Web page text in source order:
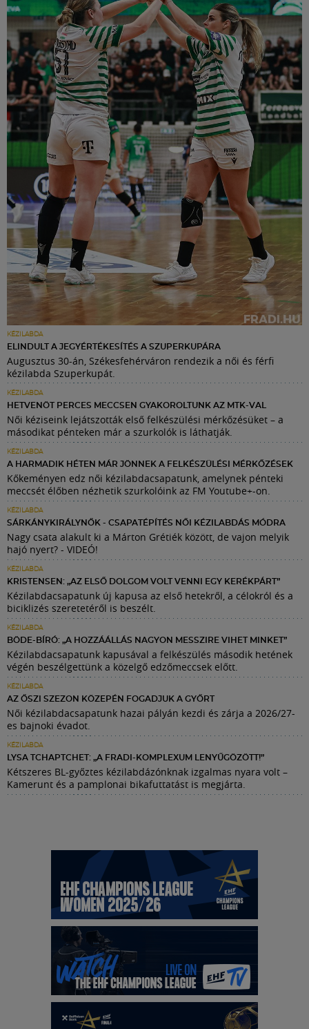
KÉZILABDA
ELINDULT A JEGYÉRTÉKESÍTÉS A SZUPERKUPÁRA
Augusztus 30-án, Székesfehérváron rendezik a női és férfi
kézilabda Szuperkupát.
KÉZILABDA
HETVENÖT PERCES MECCSEN GYAKOROLTUNK AZ MTK-VAL
Női kéziseink lejátszották első felkészülési mérkőzésüket – a
másodikat pénteken már a szurkolók is láthatják.
KÉZILABDA
A HARMADIK HÉTEN MÁR JÖNNEK A FELKÉSZÜLÉSI MÉRKŐZÉSEK
Kőkeményen edz női kézilabdacsapatunk, amelynek pénteki
meccsét élőben nézhetik szurkolóink az FM Youtube+-on.
KÉZILABDA
SÁRKÁNYKIRÁLYNŐK - CSAPATÉPÍTÉS NŐI KÉZILABDÁS MÓDRA
Nagy csata alakult ki a Márton Grétiék között, de vajon melyik
hajó nyert? - VIDEÓ!
KÉZILABDA
KRISTENSEN: „AZ ELSŐ DOLGOM VOLT VENNI EGY KERÉKPÁRT”
Kézilabdacsapatunk új kapusa az első hetekről, a célokról és a
biciklizés szeretetéről is beszélt.
KÉZILABDA
BÖDE-BÍRÓ: „A HOZZÁÁLLÁS NAGYON MESSZIRE VIHET MINKET”
Kézilabdacsapatunk kapusával a felkészülés második hetének
végén beszélgettünk a közelgő edzőmeccsek előtt.
KÉZILABDA
AZ ŐSZI SZEZON KÖZEPÉN FOGADJUK A GYŐRT
Női kézilabdacsapatunk hazai pályán kezdi és zárja a 2026/27-
es bajnoki évadot.
KÉZILABDA
LYSA TCHAPTCHET: „A FRADI-KOMPLEXUM LENYŰGÖZÖTT!”
Kétszeres BL-győztes kézilabdázónknak izgalmas nyara volt –
Kamerunt és a pamplonai bikafuttatást is megjárta.